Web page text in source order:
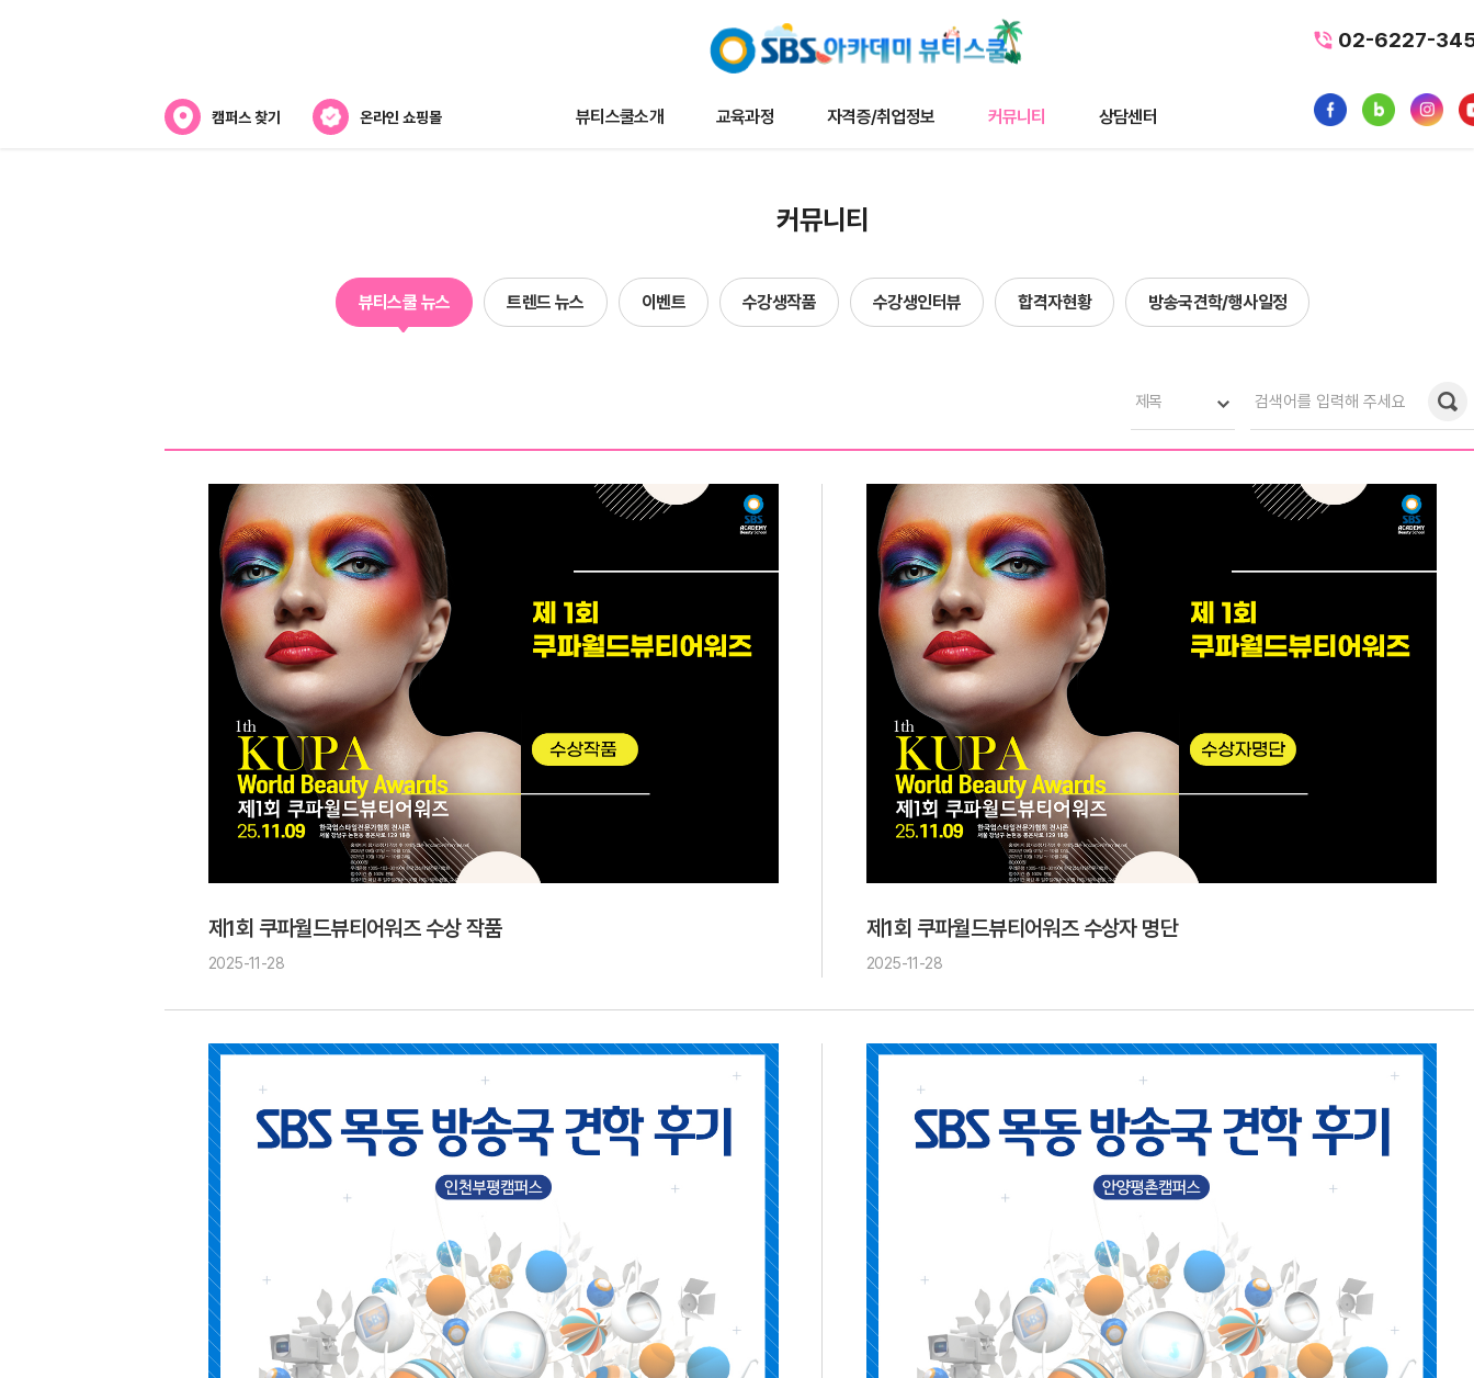
캠퍼스 찾기 온라인 쇼핑몰
02-6227-
뷰티스쿨소개 교육과정 자격증/취업정보 커뮤니티 상담센터
메이크업
스타일리스트
자격증정보
자료실
트렌드 뉴스
이벤트
1:1 문의
내일배움카드
자주묻는질문
커뮤니티
뷰티스쿨 뉴스 트렌드 뉴스 이벤트 수강생작품 수강생인터뷰 합격자현황 방송국견학/행사일정
제목
제1회 쿠파월드뷰티어워즈 수상 작품
2025-11-28
제1회 쿠파월드뷰티어워즈 수상자 명단
2025-11-28